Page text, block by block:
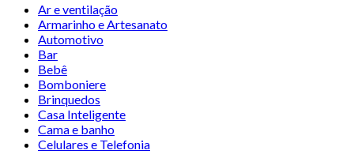
Ar e ventilação
Armarinho e Artesanato
Automotivo
Bar
Bebê
Bomboniere
Brinquedos
Casa Inteligente
Cama e banho
Celulares e Telefonia